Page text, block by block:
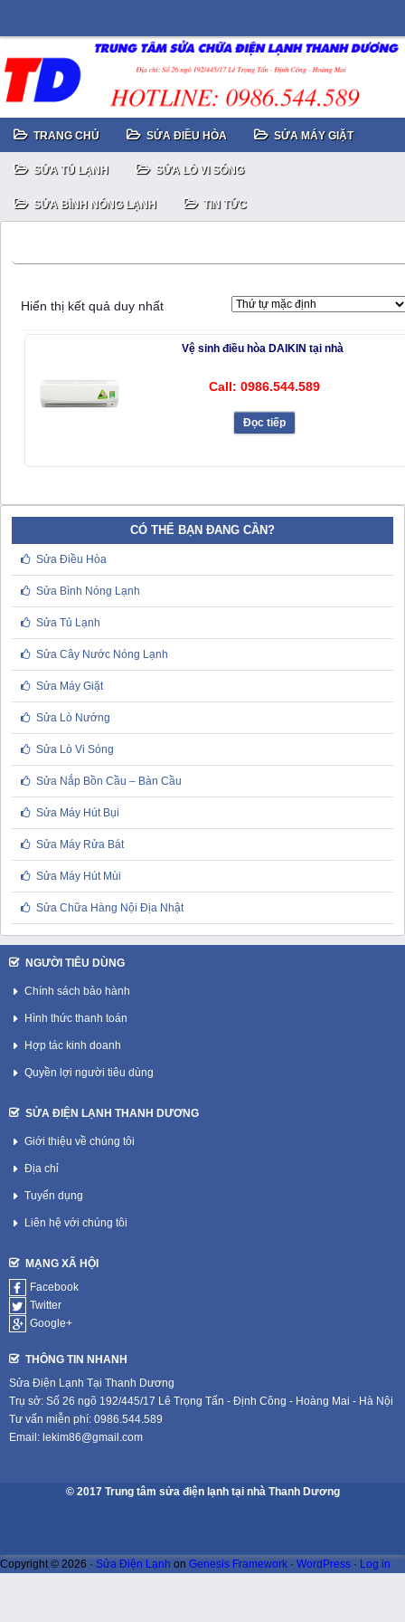
TRANG CHỦ SỬA ĐIỀU HÒA SỬA MÁY GIẶT
SỬA TỦ LẠNH SỬA LÒ VI SÓNG
SỬA BÌNH NÓNG LẠNH TIN TỨC
Hiển thị kết quả duy nhất
Vệ sinh điều hòa DAIKIN tại nhà
Call: 0986.544.589
Đọc tiếp
CÓ THỂ BẠN ĐANG CẦN?
Sửa Điều Hòa
Sửa Bình Nóng Lạnh
Sửa Tủ Lạnh
Sửa Cây Nước Nóng Lạnh
Sửa Máy Giặt
Sửa Lò Nướng
Sửa Lò Vi Sóng
Sửa Nắp Bồn Cầu – Bàn Cầu
Sửa Máy Hút Bụi
Sửa Máy Rửa Bát
Sửa Máy Hút Mùi
Sửa Chữa Hàng Nội Địa Nhật
NGƯỜI TIÊU DÙNG
Chính sách bảo hành
Hình thức thanh toán
Hợp tác kinh doanh
Quyền lợi người tiêu dùng
SỬA ĐIỆN LẠNH THANH DƯƠNG
Giới thiệu về chúng tôi
Địa chỉ
Tuyển dụng
Liên hệ với chúng tôi
MẠNG XÃ HỘI
Facebook
Twitter
Google+
THÔNG TIN NHANH
Sửa Điện Lạnh Tại Thanh Dương
Trụ sở: Số 26 ngõ 192/445/17 Lê Trọng Tấn - Định Công - Hoàng Mai - Hà Nội
Tư vấn miễn phí: 0986.544.589
Email: lekim86@gmail.com
© 2017 Trung tâm sửa điện lạnh tại nhà Thanh Dương
Copyright © 2026 · Sửa Điện Lạnh on Genesis Framework · WordPress · Log in